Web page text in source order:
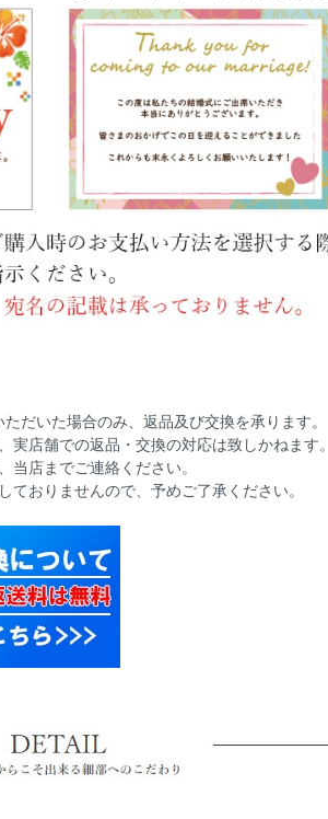
だいた場合のみ、返品及び交換を承ります。
店舗での返品・交換の対応は致しかねます。
当店までご連絡ください。
ておりませんので、予めご了承ください。